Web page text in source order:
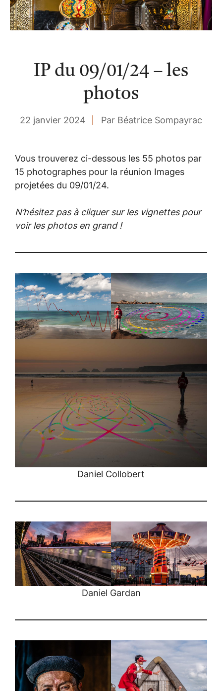
IP du 09/01/24 – les
photos
22 janvier 2024 Par Béatrice Sompayrac
Vous trouverez ci-dessous les 55 photos par
15 photographes pour la réunion Images
projetées du 09/01/24.
N’hésitez pas à cliquer sur les vignettes pour
voir les photos en grand !
Daniel Collobert
Daniel Gardan